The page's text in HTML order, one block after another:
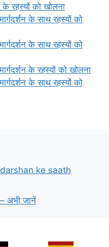
रहस्यों को खोलना
के साथ रहस्यों को
के साथ रहस्यों को
के रहस्यों को खोलना
के साथ रहस्यों को
ke saath
अभी जानें